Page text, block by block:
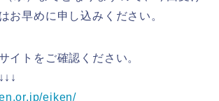
お早めに申し込みください。
イトをご確認ください。
eiken/